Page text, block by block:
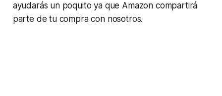
ayudarás un poquito ya que Amazon compartirá
parte de tu compra con nosotros.